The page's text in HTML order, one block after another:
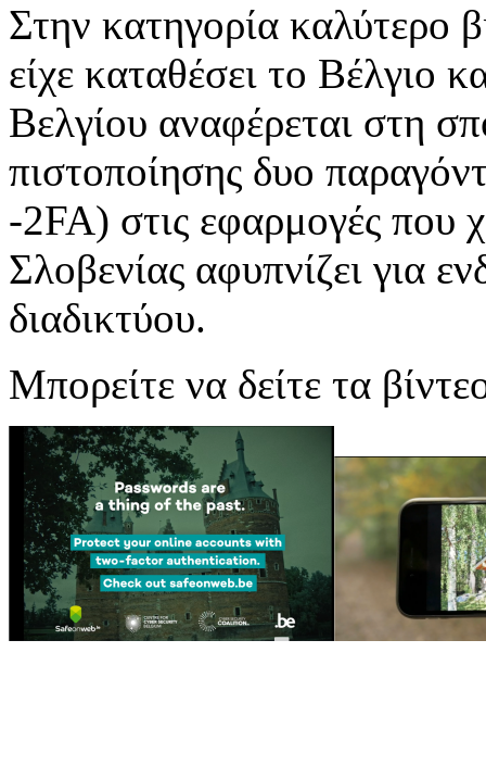
Στην κατηγορία καλύτερο
είχε καταθέσει το Βέλγιο
Βελγίου αναφέρεται στη
πιστοποίησης δυο
-2FA) στις εφαρμογές που
Σλοβενίας αφυπνίζει για
διαδικτύου.
Μπορείτε να δείτε τα